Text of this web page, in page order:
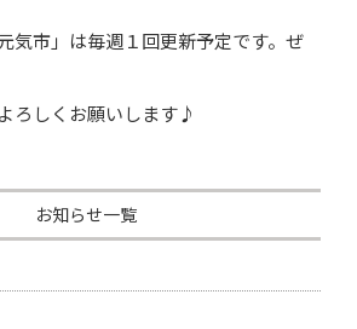
気市」は毎週１回更新予定です。ぜ
ろしくお願いします♪
お知らせ一覧